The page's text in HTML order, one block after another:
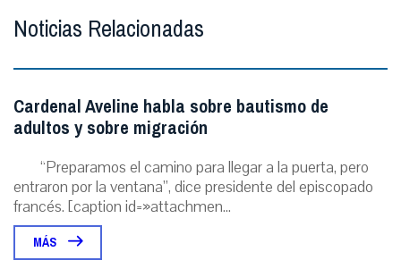
Noticias Relacionadas
Cardenal Aveline habla sobre bautismo de
adultos y sobre migración
“Preparamos el camino para llegar a la puerta, pero
entraron por la ventana”, dice presidente del episcopado
francés. [caption id=»attachmen...
MÁS